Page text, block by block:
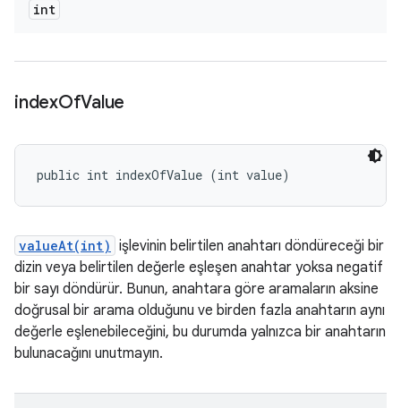
int
indexOfValue
public int indexOfValue (int value)
valueAt(int) işlevinin belirtilen anahtarı döndüreceği bir
dizin veya belirtilen değerle eşleşen anahtar yoksa negatif
bir sayı döndürür. Bunun, anahtara göre aramaların aksine
doğrusal bir arama olduğunu ve birden fazla anahtarın aynı
değerle eşlenebileceğini, bu durumda yalnızca bir anahtarın
bulunacağını unutmayın.